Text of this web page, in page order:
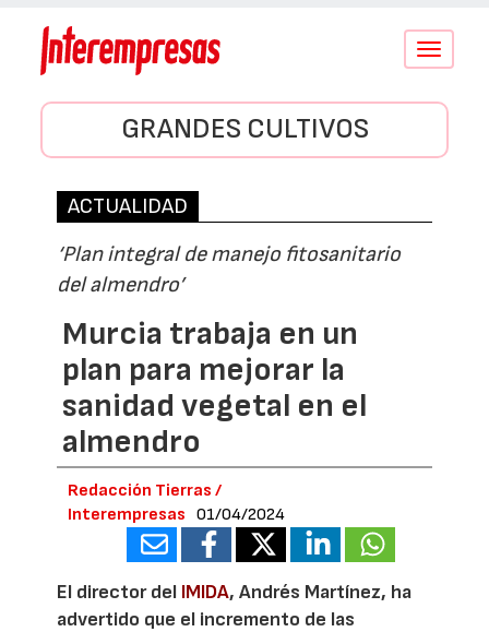
Conmutar
GRANDES CULTIVOS
ACTUALIDAD
‘Plan integral de manejo fitosanitario
del almendro’
Murcia trabaja en un
plan para mejorar la
sanidad vegetal en el
almendro
Redacción Tierras /
Interempresas
01/04/2024
El director del IMIDA, Andrés Martínez, ha
advertido que el incremento de las